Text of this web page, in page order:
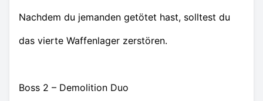
Nachdem du jemanden getötet hast, solltest du
das vierte Waffenlager zerstören.
Boss 2 – Demolition Duo